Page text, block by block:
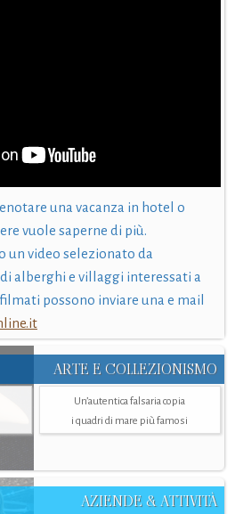
una vacanza in hotel o
vuole saperne di più.
un video selezionato da
alberghi e villaggi interessati a
possono inviare una e mail
ARTE E COLLEZIONISMO
Un’autentica falsaria copia
i quadri di mare più famosi
AZIENDE & ATTIVITÀ